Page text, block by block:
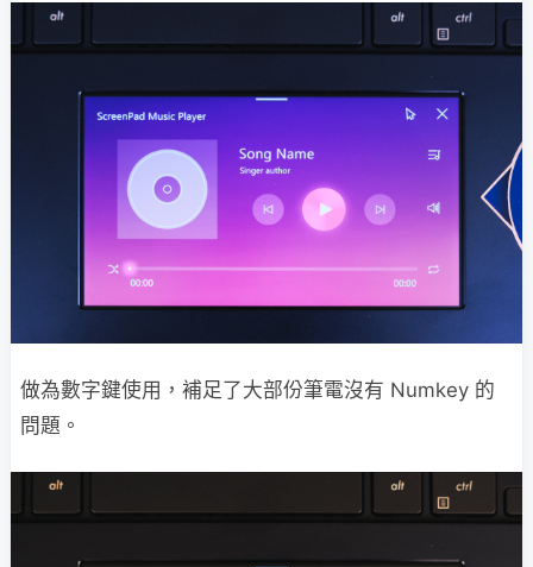
做為數字鍵使用，補足了大部份筆電沒有 Numkey 的
問題。